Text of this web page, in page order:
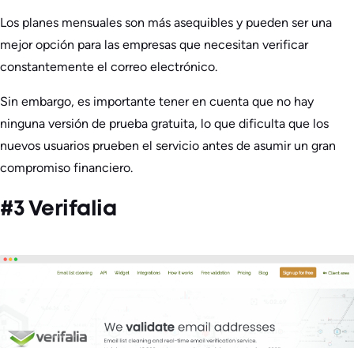
Los planes mensuales son más asequibles y pueden ser una
mejor opción para las empresas que necesitan verificar
constantemente el correo electrónico.
Sin embargo, es importante tener en cuenta que no hay
ninguna versión de prueba gratuita, lo que dificulta que los
nuevos usuarios prueben el servicio antes de asumir un gran
compromiso financiero.
#3 Verifalia